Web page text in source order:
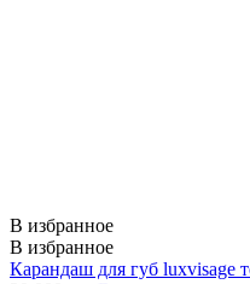
В избранное
В избранное
Карандаш для губ luxvisage